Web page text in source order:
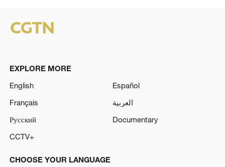
EXPLORE MORE
English
Español
Français
العربية
Русский
Documentary
CCTV+
CHOOSE YOUR LANGUAGE